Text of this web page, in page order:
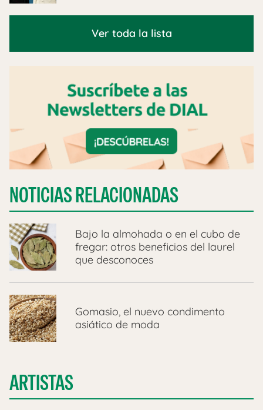
Ver toda la lista
NOTICIAS RELACIONADAS
Bajo la almohada o en el cubo de
fregar: otros beneficios del laurel
que desconoces
Gomasio, el nuevo condimento
asiático de moda
ARTISTAS